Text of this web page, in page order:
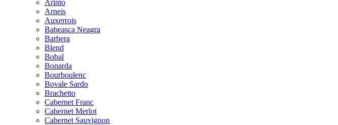
Arinto
Arneis
Auxerrois
Babeasca Neagra
Barbera
Blend
Bobal
Bonarda
Bourboulenc
Bovale Sardo
Brachetto
Cabernet Franc
Cabernet Merlot
Cabernet Sauvignon